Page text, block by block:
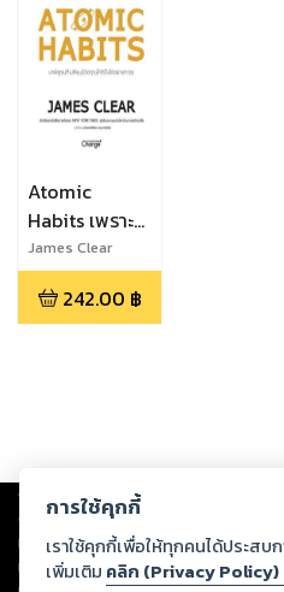
Atomic
Habits เพราะ
ชีวิตดีได้กว่าที่
เป็น
James Clear
(เจมส์ เคลียร์
242.00 ฿
Copyright © 2026
ต่อผลงานหรือเนื้อหาใดที่อัปโหลดผ่านเว็บ
ทรัพย์สินทางปัญญาของบุคคลอื่นหรือขัดต่
ทุกท่านโปรดใช้วิจารณญาณในการกลั่นกร
การใช้คุกกี้
เราใช้คุกกี้เพื่อให้ทุกคนได้ประส
เพิ่มเติม คลิก (Privacy